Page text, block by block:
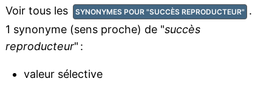
Voir tous les SYNONYMES POUR "SUCCÈS REPRODUCTEUR" .
1 synonyme (sens proche) de "succès
reproducteur" :
valeur sélective